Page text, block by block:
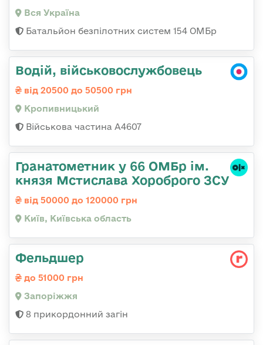
Вся Україна
Батальйон безпілотних систем 154 ОМБр
Водій, військовослужбовець
від 20500 до 50500 грн
Кропивницький
Військова частина А4607
Гранатометник у 66 ОМБр ім.
князя Мстислава Хороброго ЗСУ
від 50000 до 120000 грн
Київ, Київська область
Фельдшер
до 51000 грн
Запоріжжя
8 прикордонний загін